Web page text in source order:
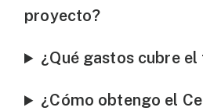
proyecto?
¿Qué gastos cubre
¿Cómo obtengo el